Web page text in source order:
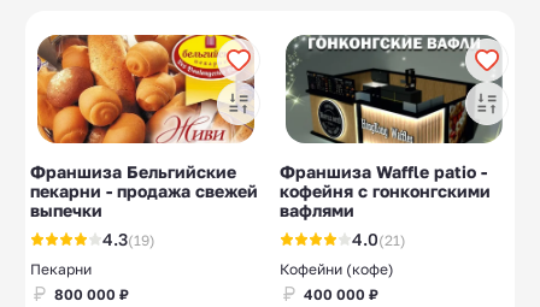
Общепит 151 Островки в ТЦ 16
Замена стекла 10 Coffee to go 10
МФО микрозаймы 21
Франшиза Бельгийские
пекарни - продажа свежей
выпечки
4.3(19)
Пекарни
800 000 ₽
Франшиза Waffle patio -
кофейня с гонконгскими
вафлями
4.0(21)
Кофейни (кофе)
400 000 ₽